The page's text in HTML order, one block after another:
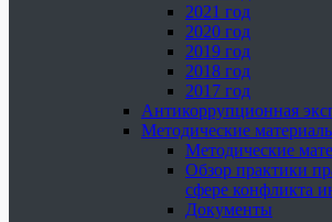
2021 год
2020 год
2019 год
2018 год
2017 год
Антикоррупционная
Методические
Методические
Обзор практики
сфере конфликта
Документы